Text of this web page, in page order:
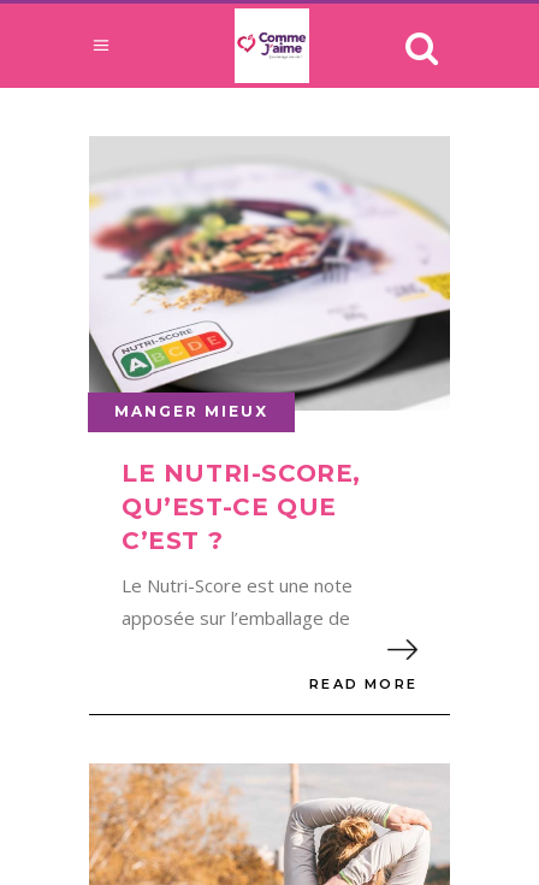
MANGER MIEUX
LE NUTRI-SCORE,
QU’EST-CE QUE
C’EST ?
Le Nutri-Score est une note
apposée sur l’emballage de
READ MORE